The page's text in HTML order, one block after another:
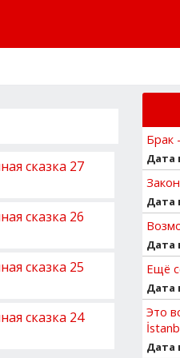
сказка 27
сказка 26
сказка 25
сказка 24
Брак
Дата
Дата
Дата
Ещё
Дата
Это
Дата